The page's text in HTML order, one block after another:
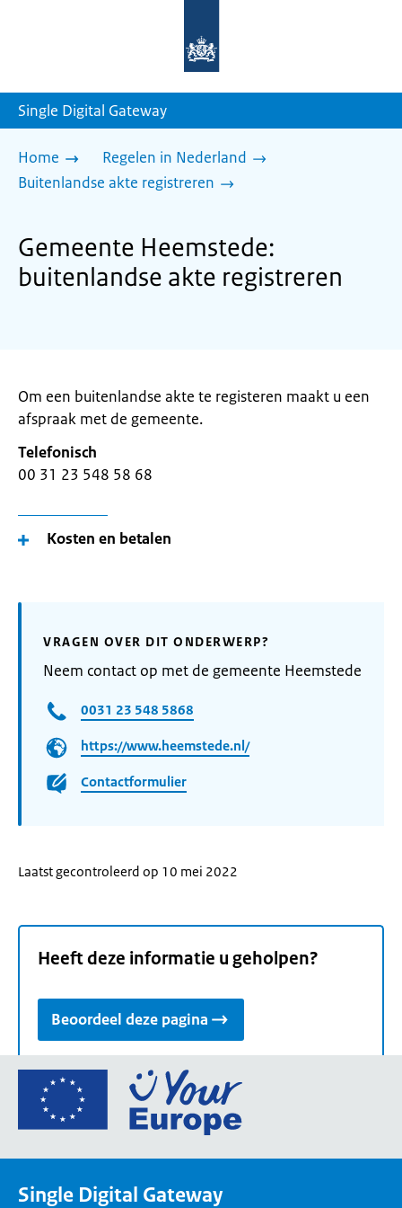
homepage
Single Digital Gateway
Home
Regelen in Nederland
Buitenlandse akte registreren
Gemeente Heemstede:
buitenlandse akte registreren
Om een buitenlandse akte te registeren maakt u een
afspraak met de gemeente.
Telefonisch
00 31 23 548 58 68
Kosten en betalen
VRAGEN OVER DIT ONDERWERP?
Neem contact op met de gemeente Heemstede
0031 23 548 5868
https://www.heemstede.nl/
Contactformulier
Laatst gecontroleerd op 10 mei 2022
Heeft deze informatie u geholpen?
Beoordeel deze pagina
Ga
de
Single Digital Gateway